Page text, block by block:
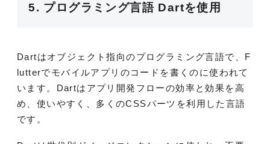
5. プログラミング言語 Dartを使用
Dartはオブジェクト指向のプログラミング言語で、F
lutterでモバイルアプリのコードを書くのに使われて
います。Dartはアプリ開発フローの効率と効果を高
め、使いやすく、多くのCSSパーツを利用した言語
です。